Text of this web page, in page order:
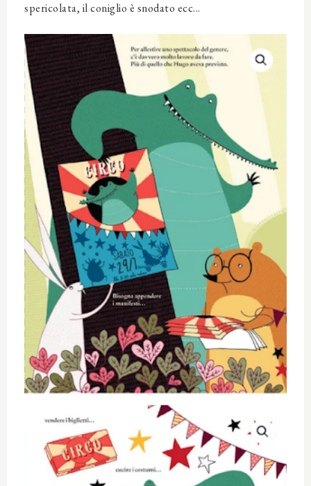
spericolata, il coniglio è snodato ecc...